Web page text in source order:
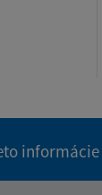
informácie